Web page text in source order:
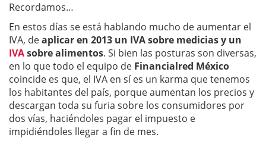
Recordamos…
En estos días se está hablando mucho de aumentar el
IVA, deaplicar en 2013 un IVA sobre medicias y un
IVAsobre alimentos. Si bien las posturas son diversas,
en lo que todo el equipo de Financialred México
coincide es que, el IVA en sí es un karma que tenemos
los habitantes del país, porque aumentan los precios y
descargan toda su furia sobre los consumidores por
dos vías, haciéndoles pagar el impuesto e
impidiéndoles llegar a fin de mes.